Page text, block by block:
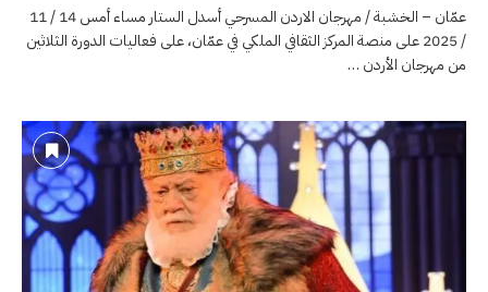
عمّان – الخشبة / مهرجان الاردن المسرحي أسدل الستار مساء أمس 14 / 11
/ 2025 على منصة المركز الثقافي الملكي في عمّان، على فعاليات الدورة الثلاثين
من مهرجان الأردن …